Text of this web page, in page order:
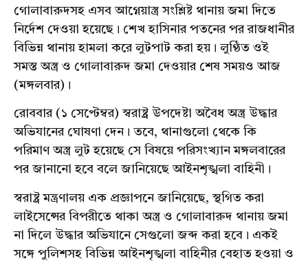
গোলাবারুদসহ এসব আগ্নেয়াস্ত্র সংশ্লিষ্ট থানায় জমা দিতে
নির্দেশ দেওয়া হয়েছে। শেখ হাসিনার পতনের পর রাজধানীর
বিভিন্ন থানায় হামলা করে লুটপাট করা হয়। লুণ্ঠিত ওই
সমস্ত অস্ত্র ও গোলাবারুদ জমা দেওয়ার শেষ সময়ও আজ
(মঙ্গলবার)।
রোববার (১ সেপ্টেম্বর) স্বরাষ্ট্র উপদেষ্টা অবৈধ অস্ত্র উদ্ধার
অভিযানের ঘোষণা দেন। তবে, থানাগুলো থেকে কি
পরিমাণ অস্ত্র লুট হয়েছে সে বিষয়ে পরিসংখ্যান মঙ্গলবারের
পর জানানো হবে বলে জানিয়েছে আইনশৃঙ্খলা বাহিনী।
স্বরাষ্ট্র মন্ত্রণালয় এক প্রজ্ঞাপনে জানিয়েছে, স্থগিত করা
লাইসেন্সের বিপরীতে থাকা অস্ত্র ও গোলাবারুদ থানায় জমা
না দিলে উদ্ধার অভিযানে সেগুলো জব্দ করা হবে। একই
সঙ্গে পুলিশসহ বিভিন্ন আইনশৃঙ্খলা বাহিনীর বেহাত হওয়া ও